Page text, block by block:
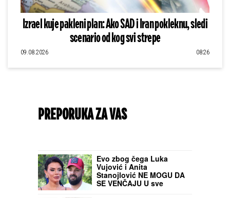
Izrael kuje pakleni plan: Ako SAD i Iran pokleknu, sledi
scenario od kog svi strepe
09.08.2026 08:26
PREPORUKA ZA VAS